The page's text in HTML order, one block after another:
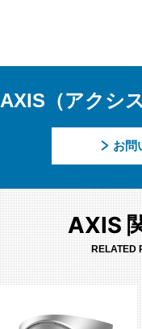
AXIS（アクシ
お問
AXIS
RELATED